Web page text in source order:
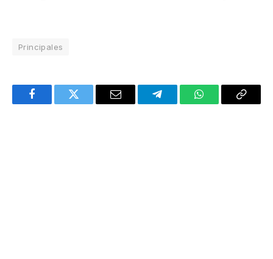
Principales
FacebookTwitter Email TelegramWhatsAppCopy